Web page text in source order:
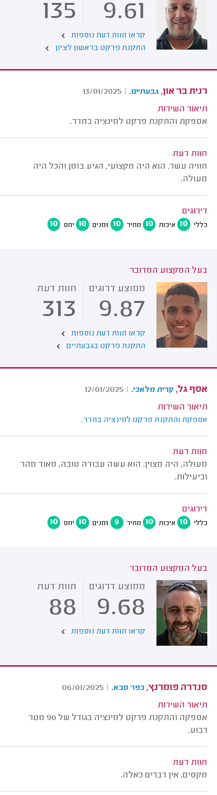
9.61
135
קראו חוות דעת נוספות
התקנת פרקט בראשון לציון
רנית בר און, גבעתיים.
|
13/01/2025
תיאור השירות
אספקת והתקנת פרקט למינציה בחדר.
חוות דעת
חוויה עשר. הוא היה מקצועי, הגיע בזמן והכל היה
מעולה.
דירוגים
כללי 10 איכות 10 מחיר 10 זמנים 10 יחס 10
בעל המקצוע המדובר
ממוצע דרוגים
9.87
חוות דעת
313
קראו חוות דעת נוספות
התקנת פרקט בגבעתיים
אסף גל, קרית מלאכי.
|
12/01/2025
תיאור השירות
אספקת והתקנת פרקט למינציה בחדר.
חוות דעת
מעולה, היה מצוין. הוא עשה עבודה טובה, מאוד מהר
וביעילות.
דירוגים
כללי 10 איכות 10 מחיר 9 זמנים 10 יחס 10
בעל המקצוע המדובר
ממוצע דרוגים
9.68
חוות דעת
88
קראו חוות דעת נוספות
סנדרה פומרנץ, כפר סבא.
|
06/01/2025
תיאור השירות
אספקה והתקנת פרקט למינציה בגודל של 90 מטר
רבוע.
חוות דעת
מקסים, אין דברים כאלה.